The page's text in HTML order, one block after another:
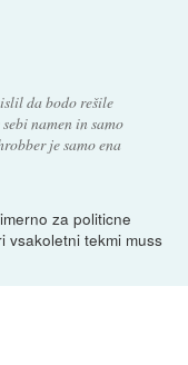
da bodo rešile
namen in samo
je samo ena
za politicne
vsakoletni tekmi muss